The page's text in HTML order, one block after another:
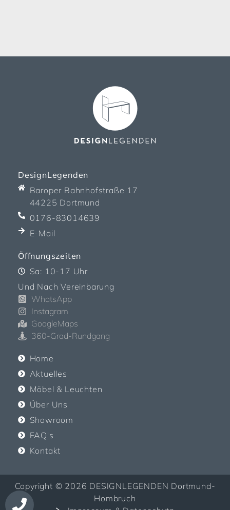
DesignLegenden
Baroper Bahnhofstraße 17
44225 Dortmund
0176-83014639
E-Mail
Öffnungszeiten
Sa: 10-17 Uhr
Und Nach Vereinbarung
WhatsApp
Instagram
GoogleMaps
360-Grad-Rundgang
Home
Aktuelles
Möbel & Leuchten
Über Uns
Showroom
FAQ's
Kontakt
Copyright © 2026 DESIGNLEGENDEN Dortmund-
Hombruch